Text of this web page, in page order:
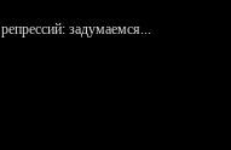
задумаемся...